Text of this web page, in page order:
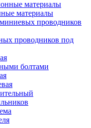
материалы
проводников
проводников под
болтами